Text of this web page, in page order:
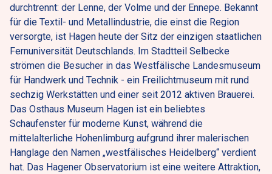
durchtrennt: der Lenne, der Volme und der Ennepe. Bekannt
für die Textil- und Metallindustrie, die einst die Region
versorgte, ist Hagen heute der Sitz der einzigen staatlichen
Fernuniversität Deutschlands. Im Stadtteil Selbecke
strömen die Besucher in das Westfälische Landesmuseum
für Handwerk und Technik - ein Freilichtmuseum mit rund
sechzig Werkstätten und einer seit 2012 aktiven Brauerei.
Das Osthaus Museum Hagen ist ein beliebtes
Schaufenster für moderne Kunst, während die
mittelalterliche Hohenlimburg aufgrund ihrer malerischen
Hanglage den Namen „westfälisches Heidelberg“ verdient
hat. Das Hagener Observatorium ist eine weitere Attraktion,